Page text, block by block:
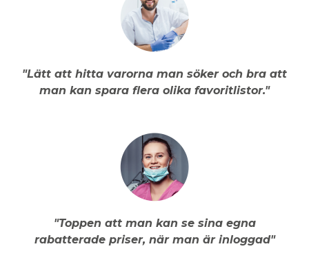
"Lätt att hitta varorna man söker och bra att
man kan spara flera olika favoritlistor."
"Toppen att man kan se sina egna
rabatterade priser, när man är inloggad"